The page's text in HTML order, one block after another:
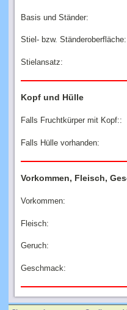
Basis und Ständer:
Stiel- bzw. Ständeroberfläche:
Stielansatz:
Kopf und Hülle
Falls Fruchtkürper mit Kopf::
Falls Hülle vorhanden:
Vorkommen, Fleisch,
Vorkommen:
Fleisch:
Geruch:
Geschmack: